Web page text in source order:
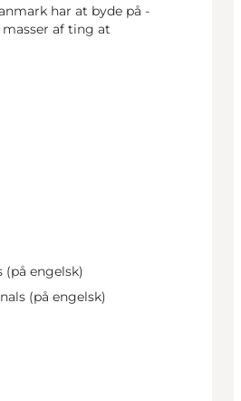
har at byde på -
af ting at
(på engelsk)
(på engelsk)